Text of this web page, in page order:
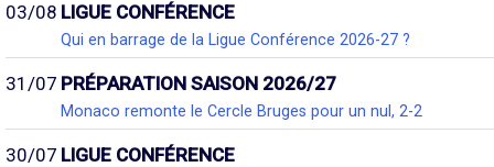
03/08 LIGUE CONFÉRENCE
Qui en barrage de la Ligue Conférence 2026-27 ?
31/07 PRÉPARATION SAISON 2026/27
Monaco remonte le Cercle Bruges pour un nul, 2-2
30/07 LIGUE CONFÉRENCE